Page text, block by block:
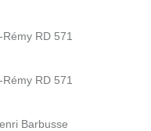
RD 571
RD 571
Barbusse